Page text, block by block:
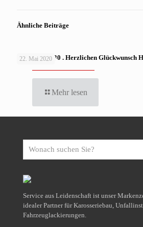
Ähnliche Beiträge
22. Mai 2020
MAZDA CX-30 . Herzlichen Glückwunsch
Mehr lesen
suchen
Service aus Leidenschaft ist unser
idealer Partner für Karosseriebau,
Fahrzeuglackierungen.